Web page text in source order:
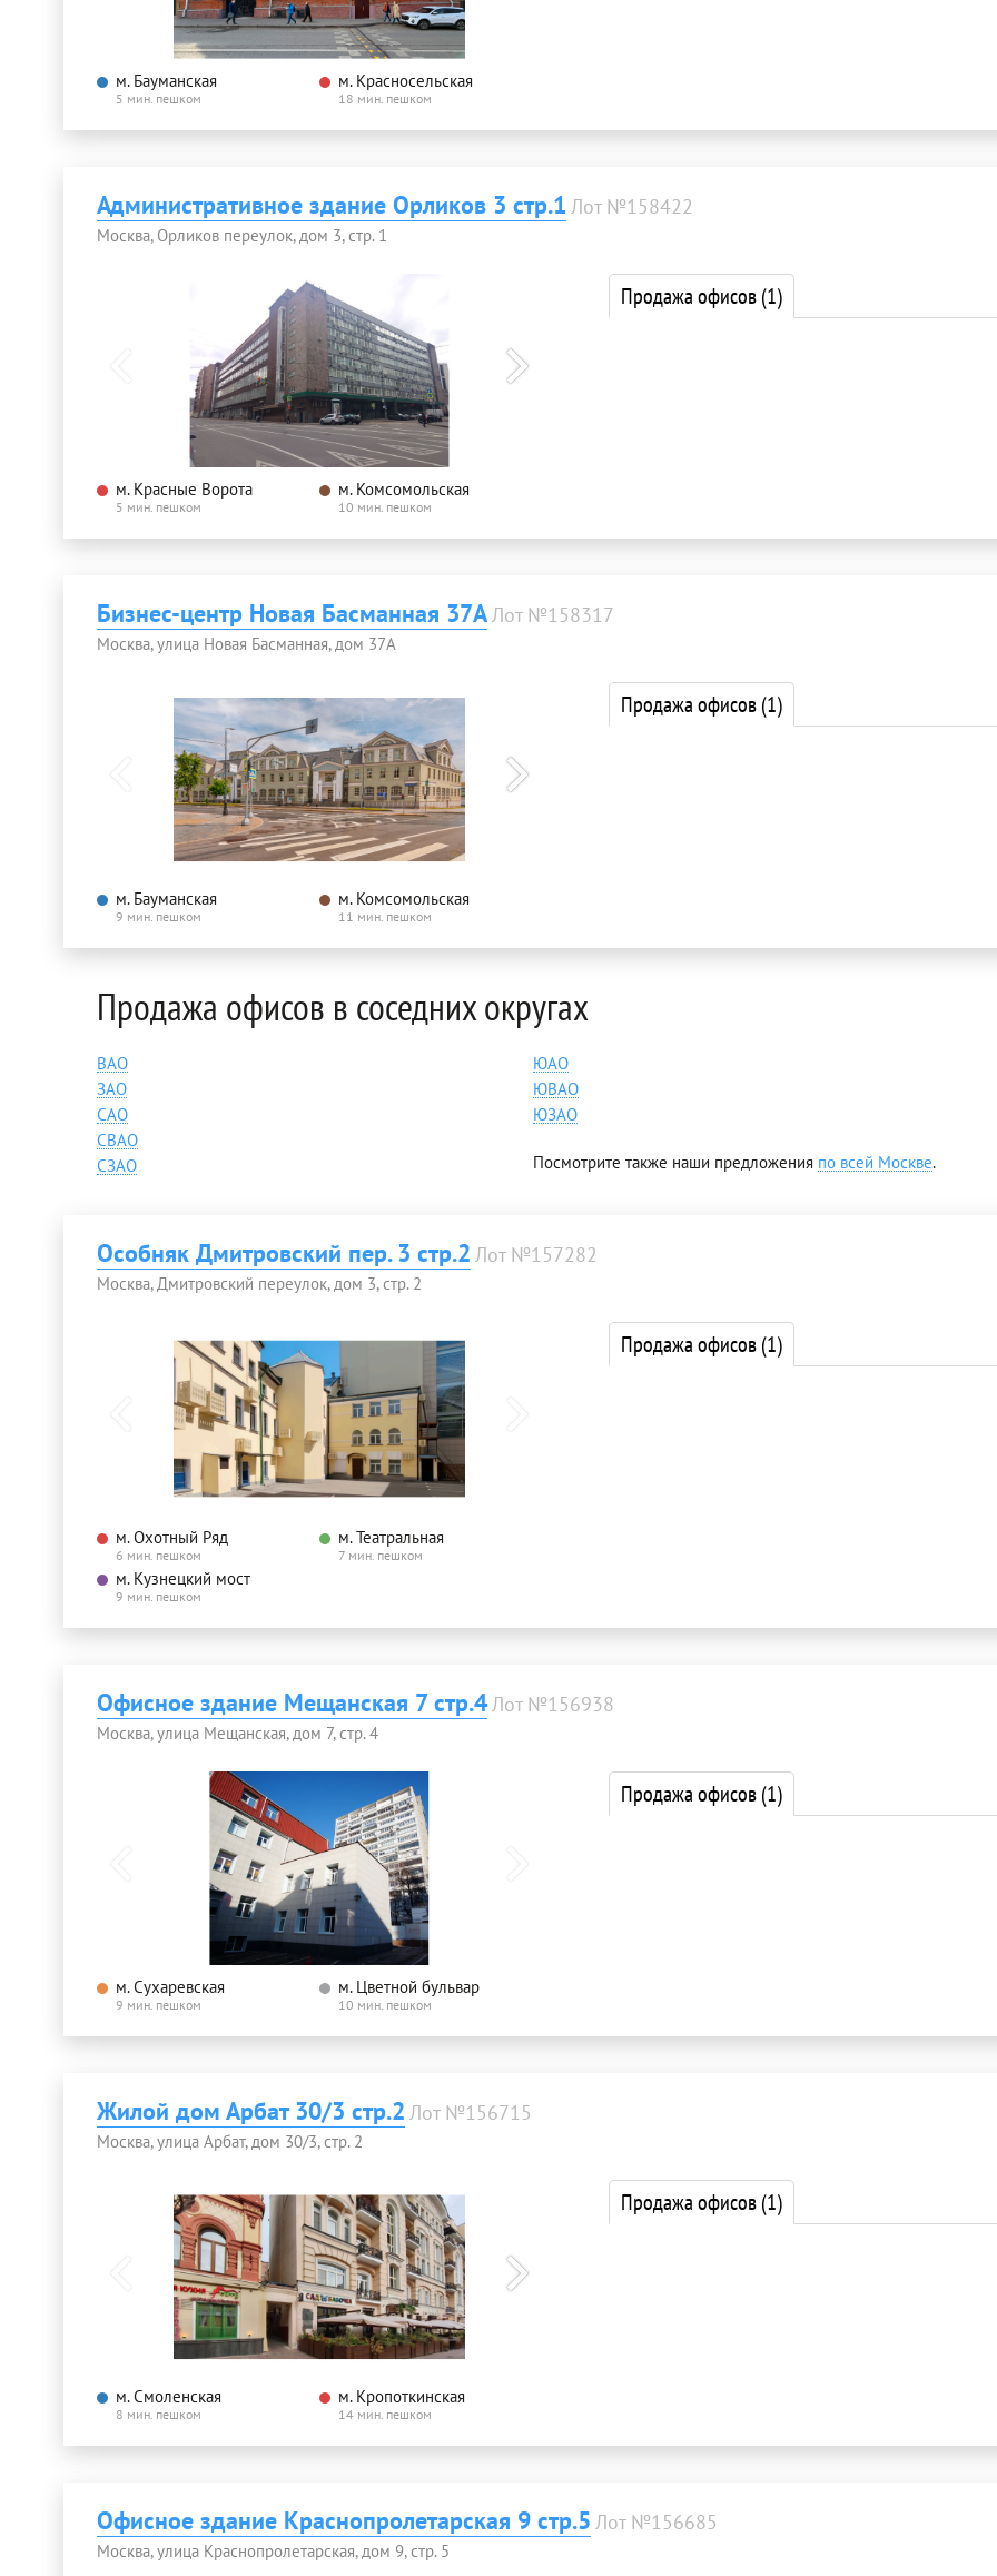
м. Бауманская
5 мин. пешком
м. Красносельская
18 мин. пешком
Административное здание Орликов 3 стр.1 Лот №158422
Москва, Орликов переулок, дом 3, стр. 1
м. Красные Ворота
5 мин. пешком
м. Комсомольская
10 мин. пешком
Продажа офисов(1)
Бизнес-центр Новая Басманная 37АЛот №158317
Москва, улица Новая Басманная, дом 37А
м. Бауманская
9 мин. пешком
м. Комсомольская
11 мин. пешком
Продажа офисов(1)
Продажа офисов в соседних округах
ВАО
ЗАО
САО
СВАО
СЗАО
ЮАО
ЮВАО
ЮЗАО
Посмотрите также наши предложения по всей Москве.
Особняк Дмитровский пер. 3 стр.2 Лот №157282
Москва, Дмитровский переулок, дом 3, стр. 2
м. Охотный Ряд
6 мин. пешком
м. Театральная
7 мин. пешком
м. Кузнецкий мост
9 мин. пешком
Продажа офисов(1)
Офисное здание Мещанская 7 стр.4Лот №156938
Москва, улица Мещанская, дом 7, стр. 4
м. Сухаревская
9 мин. пешком
м. Цветной бульвар
10 мин. пешком
Продажа офисов(1)
Жилой дом Арбат 30/3 стр.2 Лот №156715
Москва, улица Арбат, дом 30/3, стр. 2
м. Смоленская
8 мин. пешком
м. Кропоткинская
14 мин. пешком
Продажа офисов(1)
Офисное здание Краснопролетарская 9 стр.5 Лот №156685
Москва, улица Краснопролетарская, дом 9, стр. 5